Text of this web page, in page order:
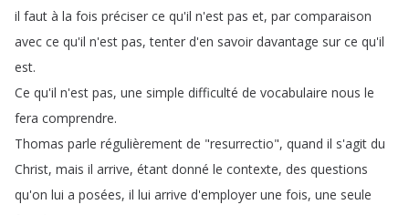
il faut à la fois préciser ce qu'il n'est pas et, par comparaison
avec ce qu'il n'est pas,tenter d'en savoir davantage sur ce qu'il
est.
Ce qu'il n'est pas, une simple difficulté de vocabulaire nous le
fera comprendre.
Thomas parle régulièrement de "resurrectio", quand il s'agit du
Christ, mais il arrive, étant donné le contexte, des questions
qu'on lui a posées, il lui arrive d'employer une fois, une seule